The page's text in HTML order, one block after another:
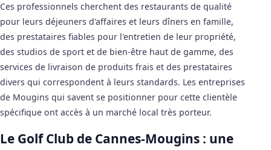
Ces professionnels cherchent des restaurants de qualité
pour leurs déjeuners d'affaires et leurs dîners en famille,
des prestataires fiables pour l'entretien de leur propriété,
des studios de sport et de bien-être haut de gamme, des
services de livraison de produits frais et des prestataires
divers qui correspondent à leurs standards. Les entreprises
de Mougins qui savent se positionner pour cette clientèle
spécifique ont accès à un marché local très porteur.
Le Golf Club de Cannes-Mougins : une